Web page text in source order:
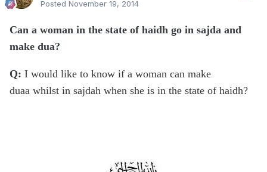
Posted November 19, 2014
Can a woman in the state of haidh go in sajda and
make dua?
Q: I would like to know if a woman can make
duaa whilst in sajdah when she is in the state of haidh?